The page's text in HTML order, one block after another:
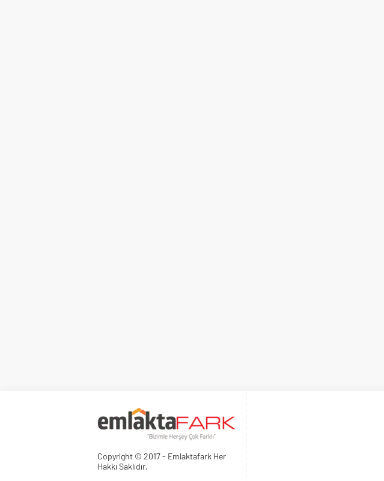
Copyright © 2017 - Emlaktafark Her
Hakkı Saklıdır.